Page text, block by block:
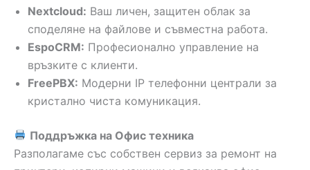
Nextcloud: Ваш личен, защитен облак за
споделяне на файлове и съвместна работа.
EspoCRM: Професионално управление на
връзките с клиенти.
FreePBX: Модерни IP телефонни централи за
кристално чиста комуникация.
Поддръжка на Офис техника
Разполагаме със собствен сервиз за ремонт на